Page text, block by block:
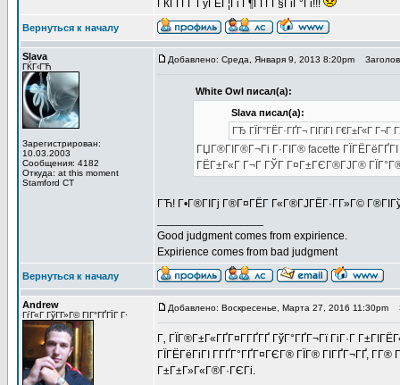
ГЌГҐГ­Г ГўГЁГ¦Гі Г¶ГҐГ­Г§ГіГ°Гі!!!
Вернуться к началу
Slava
ГЌГ‹ГЋ
Зарегистрирован:
10.03.2003
Сообщения: 4182
Откуда: at this moment
Stamford CT
Добавлено: Среда, Января 9, 2013 8:20pm
White Owl писал(а):
Slava писал(а):
ГЂ ГЇГ°ГЁГ·ГҐГ¬ ГІГіГІ Г€Г±Г«Г Г¬Г
ГЏГ®ГІГ®Г¬Гі Г·ГІГ® facette
ГЁГ±Г«Г Г¬Г ГЎГ Г¤Г±ГЄГ®ГЈГ®
ГЋ! Г•Г®ГІГј Г®Г¤ГЁГ­ Г«Г®ГЈГЁГ·Г­Г»Г©
Good judgment comes from expirience.
Expirience comes from bad judgment
Вернуться к началу
Andrew
ГѓГ«Г ГўГ­Г»Г© ГІГ°ГҐГЇГ Г·
Добавлено: Воскресенье, Марта 27, 2016 11:30pm
Г‚ ГЇГ®Г±Г«ГҐГ¤Г­ГҐГҐ ГўГ°ГҐГ¬Гї ГіГ·Г
ГЇГЁГёГіГІ Г­ГҐГ°ГҐГ¤ГЄГ® ГЇГ® ГІГҐГ¬ГҐ,
Г±Г±Г»Г«Г®Г·ГЄГі.